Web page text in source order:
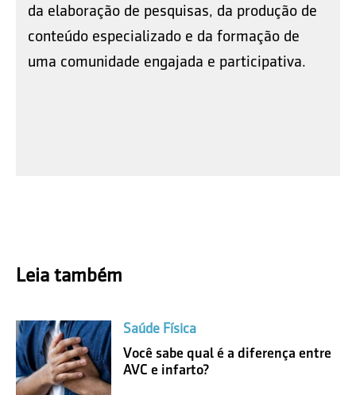
da elaboração de pesquisas, da produção de
conteúdo especializado e da formação de
uma comunidade engajada e participativa.
Leia também
Saúde Física
Você sabe qual é a diferença entre
AVC e infarto?